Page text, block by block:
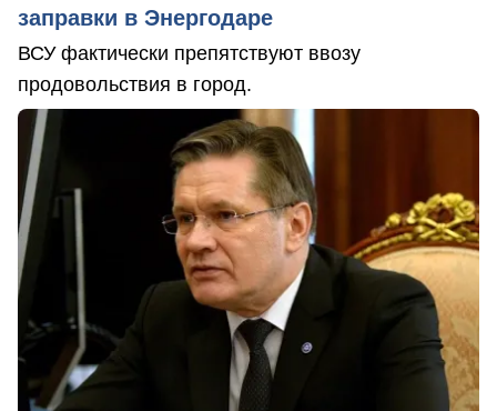
заправки в Энергодаре
ВСУ фактически препятствуют ввозу
продовольствия в город.